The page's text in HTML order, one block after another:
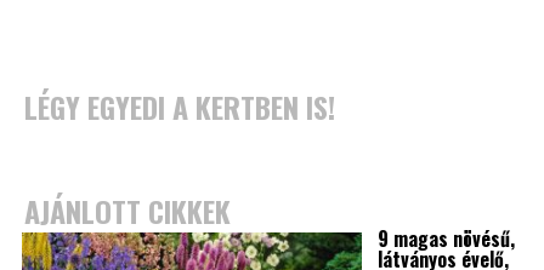
LÉGY EGYEDI A KERTBEN IS!
AJÁNLOTT CIKKEK
9 magas növésű,
látványos évelő,